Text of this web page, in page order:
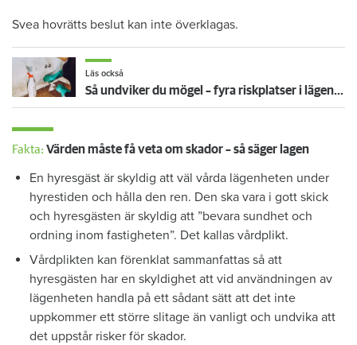
Svea hovrätts beslut kan inte överklagas.
Läs också
Så undviker du mögel – fyra riskplatser i lägenheten: ”Måste städa bort”
Fakta: Värden måste få veta om skador – så säger lagen
En hyresgäst är skyldig att väl vårda lägenheten under
hyrestiden och hålla den ren. Den ska vara i gott skick
och hyresgästen är skyldig att ”bevara sundhet och
ordning inom fastigheten”. Det kallas vårdplikt.
Vårdplikten kan förenklat sammanfattas så att
hyresgästen har en skyldighet att vid användningen av
lägenheten handla på ett sådant sätt att det inte
uppkommer ett större slitage än vanligt och undvika att
det uppstår risker för skador.